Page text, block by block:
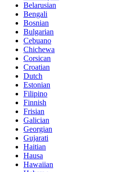
Belarusian
Bengali
Bosnian
Bulgarian
Cebuano
Chichewa
Corsican
Croatian
Dutch
Estonian
Filipino
Finnish
Frisian
Galician
Georgian
Gujarati
Haitian
Hausa
Hawaiian